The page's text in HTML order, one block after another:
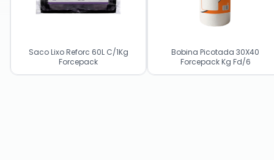
Saco Lixo Reforc 60L C/1Kg
Forcepack
Bobina Picotada 30X40
Forcepack Kg Fd/6